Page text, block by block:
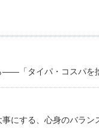
「タイパ・コスパを
にする、心身のバラ